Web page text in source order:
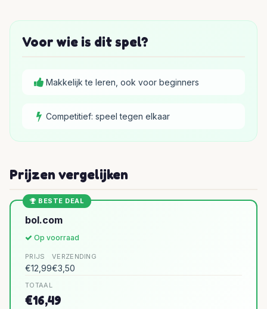
Voor wie is dit spel?
Makkelijk te leren, ook voor beginners
Competitief: speel tegen elkaar
Prijzen vergelijken
BESTE DEAL
bol.com
Op voorraad
PRIJS
€12,99
VERZENDING
€3,50
TOTAAL
€16,49